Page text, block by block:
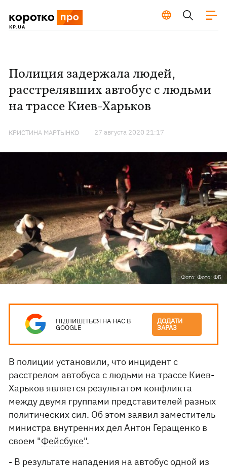
Полиция задержала людей,
расстрелявших автобус с людьми
на трассе Киев-Харьков
КРИСТИНА МАРТЫНКО 27 августа 2020 21:17
Фото: Фото: ФБ
ПІДПИШІТЬСЯ НА НАС В
GOOGLE
ДОДАТИ
ЗАРАЗ
В полиции установили, что инцидент с
расстрелом автобуса с людьми на трассе Киев-
Харьков является результатом конфликта
между двумя группами представителей разных
политических сил. Об этом заявил заместитель
министра внутренних дел Антон Геращенко в
своем "Фейсбуке".
- В результате нападения на автобус одной из